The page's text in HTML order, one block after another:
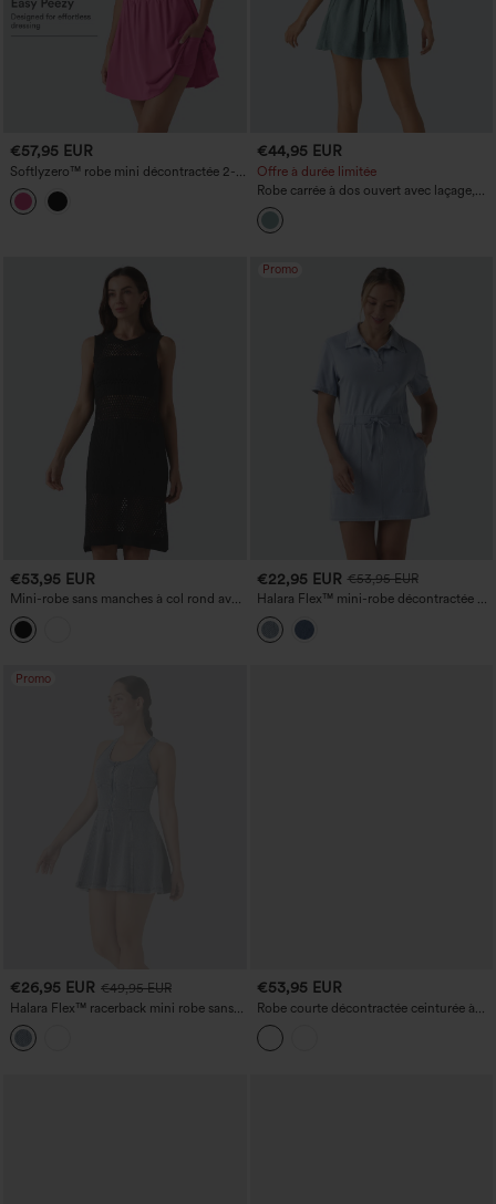
€57,95 EUR
Softlyzero™ robe mini décontractée 2-
en-1 en tissu pelucheux, encolure cœur,
soutien-gorge intégré et poches —
Édition Easy Peezy, bonnets B à E
€44,95 EUR
Offre à durée limitée
Robe carrée à dos ouvert avec laçage,
manches volumineuses, poche latérale
et look décontracté effet lin.
€53,95 EUR
Mini-robe sans manches à col rond avec
découpes
Promo
€22,95 EUR €53,95 EUR
Halara Flex™ mini-robe décontractée en
denim à manches courtes, avec cordon
de serrage et poches
Promo
€26,95 EUR €49,95 EUR
Halara Flex™ racerback mini robe sans
manches avec demi-fermeture éclair,
denim lavé, style décontracté
€53,95 EUR
Robe courte décontractée ceinturée à
col en V avec manches bouffantes 3/4